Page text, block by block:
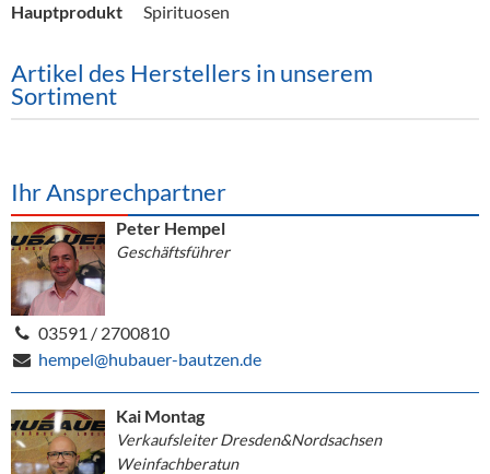
Hauptprodukt
Spirituosen
Artikel des Herstellers in unserem
Sortiment
Ihr Ansprechpartner
Peter Hempel
Geschäftsführer
03591 / 2700810
hempel@hubauer-bautzen.de
Kai Montag
Verkaufsleiter Dresden&Nordsachsen
Weinfachberatun